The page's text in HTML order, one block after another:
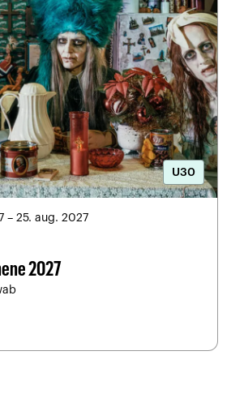
U30
– 25. aug. 2027
2027